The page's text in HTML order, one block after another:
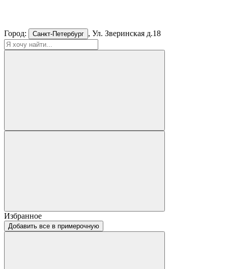
Город: Санкт-Петербург , Ул. Зверинская д.18
Избранное
Добавить все в примерочную